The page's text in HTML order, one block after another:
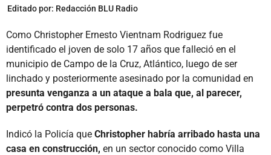
Editado por: Redacción BLU Radio
Como Christopher Ernesto Vientnam Rodriguez fue
identificado el joven de solo 17 años que falleció en el
municipio de Campo de la Cruz, Atlántico, luego de ser
linchado y posteriormente asesinado por la comunidad en
presunta venganza a un ataque a bala que, al parecer,
perpetró contra dos personas.
Indicó la Policía que Christopher habría arribado hasta una
casa en construcción, en un sector conocido como Villa